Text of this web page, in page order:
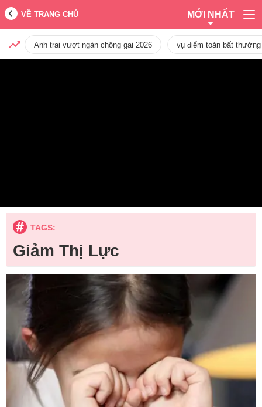
VỀ TRANG CHỦ MỚI NHẤT
Anh trai vượt ngàn chông gai 2026 vụ điểm toán bất
TAGS:
Giảm Thị Lực